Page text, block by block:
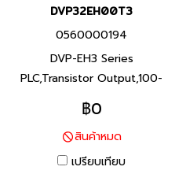
DVP32EH00T3
0560000194
DVP-EH3 Series
PLC,Transistor Output,100-
240Vac, Product P/N:
DVP32EH00T3 I/O Points
32,Program Capacity 30K
steps, Built-in RS-232 and
฿0
สินค้าหมด
เปรียบเทียบ